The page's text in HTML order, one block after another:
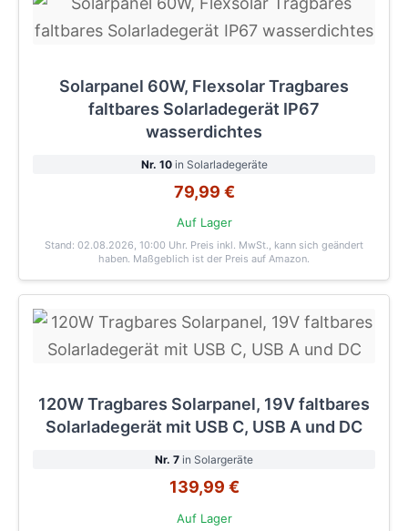
Solarpanel 60W, Flexsolar Tragbares
faltbares Solarladegerät IP67
wasserdichtes
Nr. 10in Solarladegeräte
79,99 €
Auf Lager
Stand: 02.08.2026, 10:00 Uhr. Preis inkl. MwSt., kann sich geändert
haben. Maßgeblich ist der Preis auf Amazon.
120W Tragbares Solarpanel, 19V faltbares
Solarladegerät mit USB C, USB A und DC
Nr. 7 in Solargeräte
139,99 €
Auf Lager